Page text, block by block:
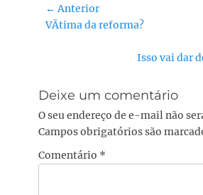
Navegação
de
← Anterior
Post
VÃ­tima da reforma?
Isso vai dar
Deixe um comentário
O seu endereço de e-mail não
Campos obrigatórios são
Comentário *